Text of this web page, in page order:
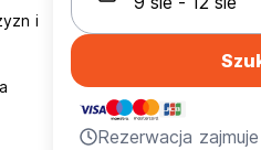
i
Rezerwacja